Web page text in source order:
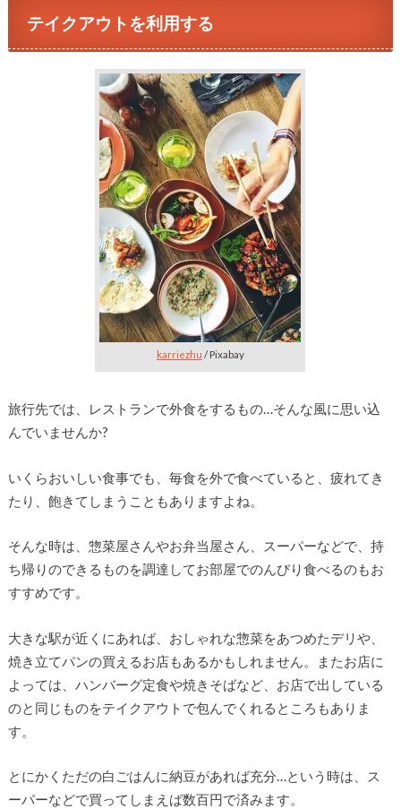
テイクアウトを利用する
karriezhu / Pixabay
旅行先では、レストランで外食をするもの…そんな風に思い込
んでいませんか?
いくらおいしい食事でも、毎食を外で食べていると、疲れてき
たり、飽きてしまうこともありますよね。
そんな時は、惣菜屋さんやお弁当屋さん、スーパーなどで、持
ち帰りのできるものを調達してお部屋でのんびり食べるのもお
すすめです。
大きな駅が近くにあれば、おしゃれな惣菜をあつめたデリや、
焼き立てパンの買えるお店もあるかもしれません。またお店に
よっては、ハンバーグ定食や焼きそばなど、お店で出している
のと同じものをテイクアウトで包んでくれるところもありま
す。
とにかくただの白ごはんに納豆があれば充分…という時は、ス
ーパーなどで買ってしまえば数百円で済みます。